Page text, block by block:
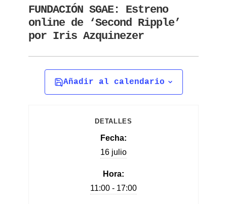
FUNDACIÓN SGAE: Estreno
online de ‘Second Ripple’
por Iris Azquinezer
Añadir al calendario
DETALLES
Fecha:
16 julio
Hora:
11:00 - 17:00